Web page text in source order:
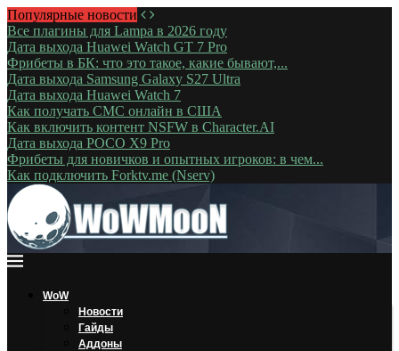
Популярные новости
Все плагины для Lampa в 2026 году
Дата выхода Huawei Watch GT 7 Pro
Фрибеты в БК: что это такое, какие бывают,...
Дата выхода Samsung Galaxy S27 Ultra
Дата выхода Huawei Watch 7
Как получать СМС онлайн в США
Как включить контент NSFW в Character.AI
Дата выхода POCO X9 Pro
Фрибеты для новичков и опытных игроков: в чем...
Как подключить Forktv.me (Nserv)
WoW
Новости
Гайды
Аддоны